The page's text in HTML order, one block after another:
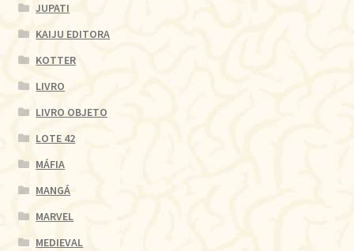
JUPATI
KAIJU EDITORA
KOTTER
LIVRO
LIVRO OBJETO
LOTE 42
MÁFIA
MANGÁ
MARVEL
MEDIEVAL